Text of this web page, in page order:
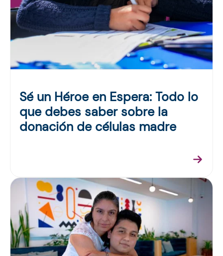
Sé un Héroe en Espera: Todo lo
que debes saber sobre la
donación de células madre